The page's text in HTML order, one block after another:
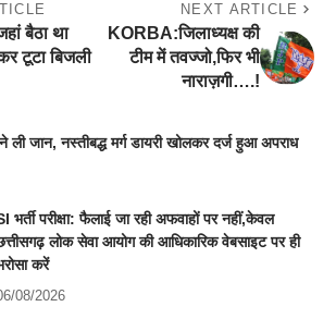
बैठा था
टूटा बिजली
NEXT ARTICLE
KORBA:जिलाध्यक्ष की
टीम में तवज्जो,फिर भी
नाराज़गी….!
जान, नस्तीबद्ध मर्ग डायरी खोलकर दर्ज हुआ अपराध
भर्ती परीक्षा: फैलाई जा रही अफवाहों पर नहीं,केवल
लोक सेवा आयोग की आधिकारिक वेबसाइट पर ही
करें
08/2026